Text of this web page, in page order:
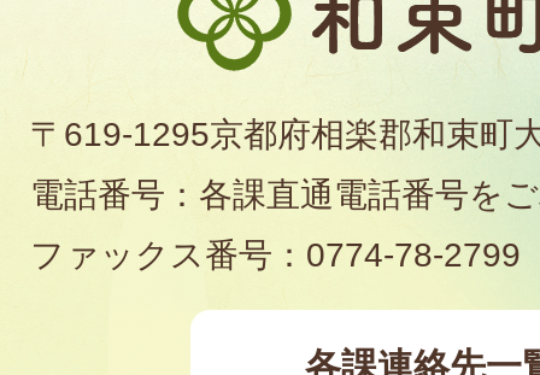
束
役
場
〒619-1295京都府相楽郡和束町
電話番号：各課直通電話番号を
ファックス番号：0774-78-2799
各課連絡先一